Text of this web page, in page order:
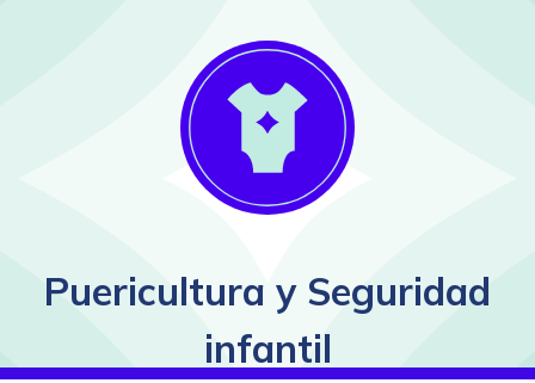
Puericultura y Seguridad
infantil